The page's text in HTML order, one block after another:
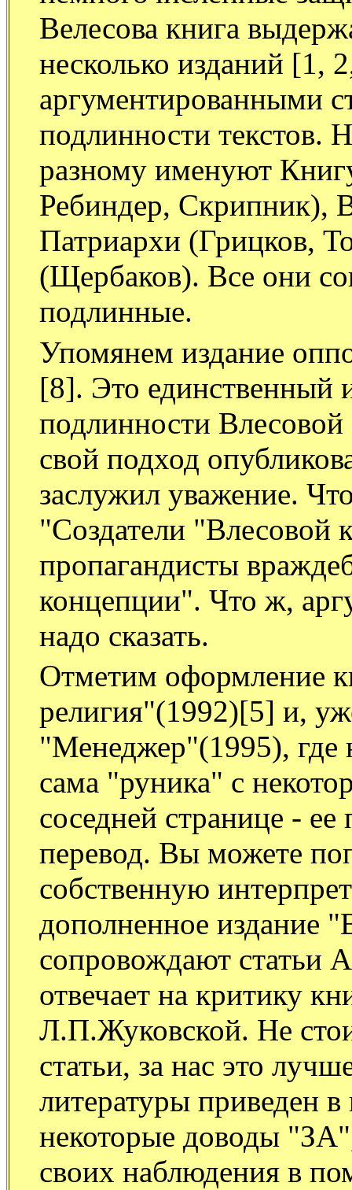
Велесова книга
несколько изданий [1,
аргументированными
подлинности текстов.
разному именуют
Ребиндер, Скрипник),
Патриархи (Грицков,
(Щербаков). Все они
подлинные.
Упомянем издание
[8]. Это единственный
подлинности
свой подход
заслужил уважение.
"Создатели "Влесовой
пропагандисты
концепции". Что ж,
надо сказать.
Отметим оформление
религия"(1992)[5] и,
"Менеджер"(1995), где
сама "руника" с
соседней странице -
перевод. Вы можете
собственную
дополненное издание
сопровождают статьи
отвечает на критику
Л.П.Жуковской. Не
статьи, за нас это
литературы приведен
некоторые доводы
своих наблюдения в